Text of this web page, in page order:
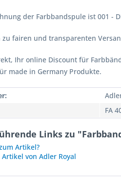
der Farbbandspule ist 001 -
fairen und transparenten
Ihr online Discount für
made in Germany Produkte.
FA
Links zu
Artikel?
von Adler Royal